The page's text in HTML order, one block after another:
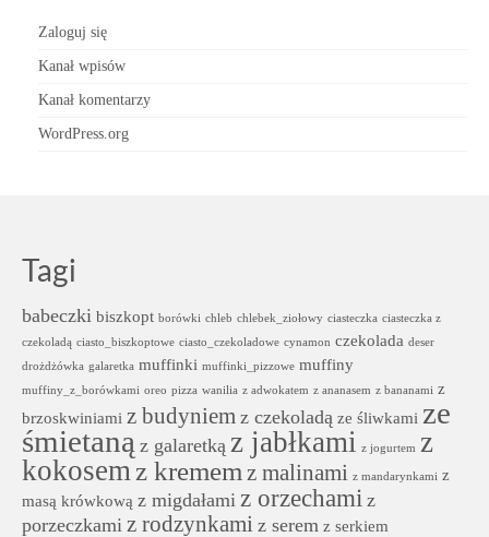
Zaloguj się
Kanał wpisów
Kanał komentarzy
WordPress.org
Tagi
babeczki biszkopt borówki chleb chlebek_ziołowy ciasteczka ciasteczka z
czekoladą ciasto_biszkoptowe ciasto_czekoladowe cynamon czekolada deser
drożdżówka galaretka muffinki muffinki_pizzowe muffiny
muffiny_z_borówkami oreo pizza wanilia z adwokatem z ananasem z bananami z
brzoskwiniami z budyniem z czekoladą ze śliwkami ze
śmietaną z galaretką z jabłkami z jogurtem z
kokosemz kremem z malinami z mandarynkami z
masą krówkową z migdałami z orzechami z
porzeczkami z rodzynkami z serem z serkiem